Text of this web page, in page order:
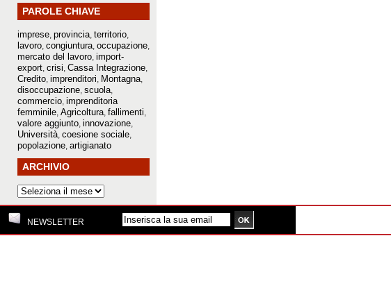
PAROLE CHIAVE
imprese provincia territorio
lavoro congiuntura occupazione
mercato del lavoro import-
export crisi Cassa Integrazione
Credito imprenditori Montagna
disoccupazione scuola
commercio imprenditoria
femminile Agricoltura fallimenti
valore aggiunto innovazione
Università coesione sociale
popolazione artigianato
ARCHIVIO
NEWSLETTER